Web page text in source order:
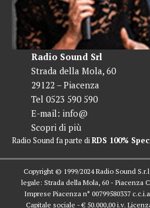
Radio Sound Srl
Strada della Mola, 60
29122 – Piacenza
Tel 0523 590 590
E-mail: info@
Scopri di più
Radio Sound fa parte diRDS 100%
Copyright © 1999/2024 Radio Sound
legale: Strada della Mola, 60 - Piacenza
Imprese Piacenza n° 00799580337
Capitale sociale - € 50.000,00 i.v.